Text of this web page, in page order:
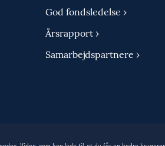
God fondsledelse ›
Årsrapport ›
Samarbejdspartnere ›